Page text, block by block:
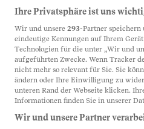
in der Küche. Sie
verarbeitet. Dank acht
Ihre Privatsphäre ist uns
Wir und unsere 293-Partner speichern
eindeutige Kennungen auf Ihrem
Technologien für die unter „Wir und
aufgeführten Zwecke. Wenn Tracker
nicht mehr so relevant für Sie. Sie
ändern oder Ihre Einwilligung zu
unteren Rand der Webseite klicken.
Informationen finden Sie in unserer
Wir und unsere Partner